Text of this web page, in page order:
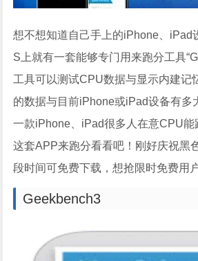
想不想知道自己手上的iPhone、iPad
S上就有一套能够专门用来跑分工具
工具可以测试CPU数据与显示内建记
的数据与目前iPhone或iPad设备有多
一款iPhone、iPad很多人在意CPU能
这套APP来跑分看看吧！刚好庆祝黑
段时间可免费下载，想抢限时免费用
Geekbench3